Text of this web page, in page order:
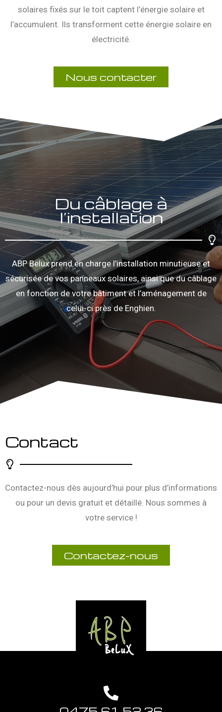
solaires fixés sur le toit captent l’énergie solaire et
l’accumulent. Ils transforment cette énergie solaire en
électricité.
Nous contacter
Du câblage à
l’installation
ABP Belux prend en charge l’installation minutieuse et
sécurisée de vos panneaux solaires, ainsi que du câblage
en fonction de votre bâtiment et l’aménagement de
celui-ci près de Enghien.
Contact
Contactez-nous dès aujourd’hui pour plus d’informations
ou pour un devis gratuit et détaillé. Nous sommes à
votre service !
Contactez-nous